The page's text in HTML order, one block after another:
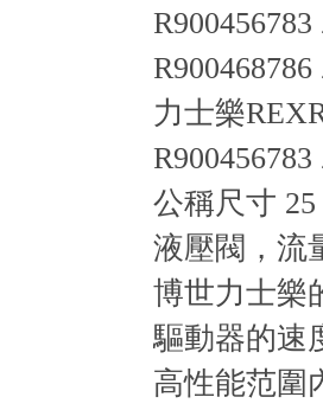
力士樂
公稱尺寸
液壓閥，流
博世力士樂
驅動器的速
高性能范圍